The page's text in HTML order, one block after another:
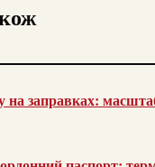
на заправках: